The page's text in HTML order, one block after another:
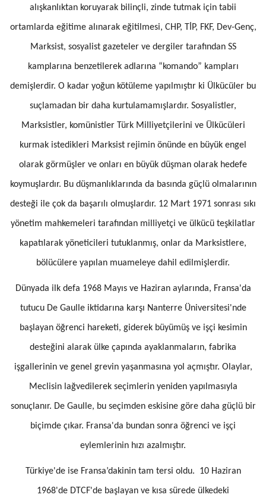
alışkanlıktan koruyarak bilinçli, zinde tutmak için tabii
ortamlarda eğitime alınarak eğitilmesi, CHP, TİP, FKF, Dev-Genç,
Marksist, sosyalist gazeteler ve dergiler tarafından SS
kamplarına benzetilerek adlarına “komando” kampları
demişlerdir. O kadar yoğun kötüleme yapılmıştır ki Ülkücüler bu
suçlamadan bir daha kurtulamamışlardır. Sosyalistler,
Marksistler, komünistler Türk Milliyetçilerini ve Ülkücüleri
kurmak istedikleri Marksist rejimin önünde en büyük engel
olarak görmüşler ve onları en büyük düşman olarak hedefe
koymuşlardır. Bu düşmanlıklarında da basında güçlü olmalarının
desteği ile çok da başarılı olmuşlardır. 12 Mart 1971 sonrası sıkı
yönetim mahkemeleri tarafından milliyetçi ve ülkücü teşkilatlar
kapatılarak yöneticileri tutuklanmış, onlar da Marksistlere,
bölücülere yapılan muameleye dahil edilmişlerdir.
Dünyada ilk defa 1968 Mayıs ve Haziran aylarında, Fransa'da
tutucu De Gaulle iktidarına karşı Nanterre Üniversitesi'nde
başlayan öğrenci hareketi, giderek büyümüş ve işçi kesimin
desteğini alarak ülke çapında ayaklanmaların, fabrika
işgallerinin ve genel grevin yaşanmasına yol açmıştır. Olaylar,
Meclisin lağvedilerek seçimlerin yeniden yapılmasıyla
sonuçlanır. De Gaulle, bu seçimden eskisine göre daha güçlü bir
biçimde çıkar. Fransa'da bundan sonra öğrenci ve işçi
eylemlerinin hızı azalmıştır.
Türkiye'de ise Fransa’dakinin tam tersi oldu. 10 Haziran
1968'de DTCF'de başlayan ve kısa sürede ülkedeki